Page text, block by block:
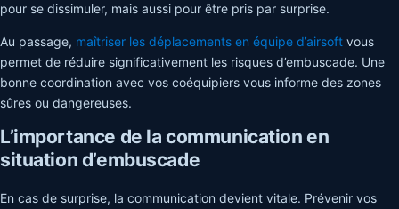
pour se dissimuler, mais aussi pour être pris par surprise.
Au passage, maîtriser les déplacements en équipe d’airsoft vous
permet de réduire significativement les risques d’embuscade. Une
bonne coordination avec vos coéquipiers vous informe des zones
sûres ou dangereuses.
L’importance de la communication en
situation d’embuscade
En cas de surprise, la communication devient vitale. Prévenir vos